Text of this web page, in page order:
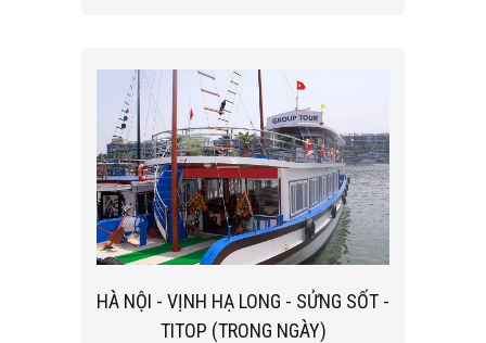
HÀ NỘI - VỊNH HẠ LONG - SỬNG SỐT -
TITOP (TRONG NGÀY)